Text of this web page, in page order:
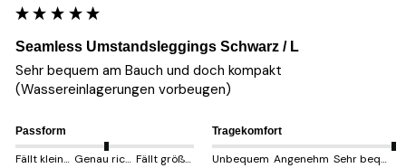
Seamless Umstandsleggings Schwarz / L
Sehr bequem am Bauch und doch kompakt
(Wassereinlagerungen vorbeugen)
Passform
Fällt kleiner aus Genau richtig Fällt größer aus
Tragekomfort
Unbequem Angenehm Sehr bequem